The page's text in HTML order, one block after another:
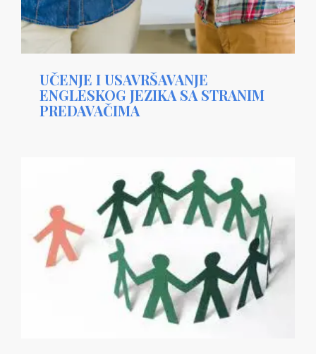
UČENJE I USAVRŠAVANJE
ENGLESKOG JEZIKA SA STRANIM
PREDAVAČIMA